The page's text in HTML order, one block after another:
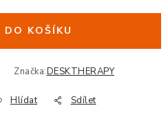
DO KOŠÍKU
Značka:DESKTHERAPY
Hlídat Sdílet